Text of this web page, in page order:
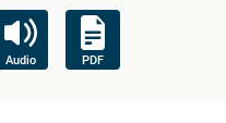
Audio PDF